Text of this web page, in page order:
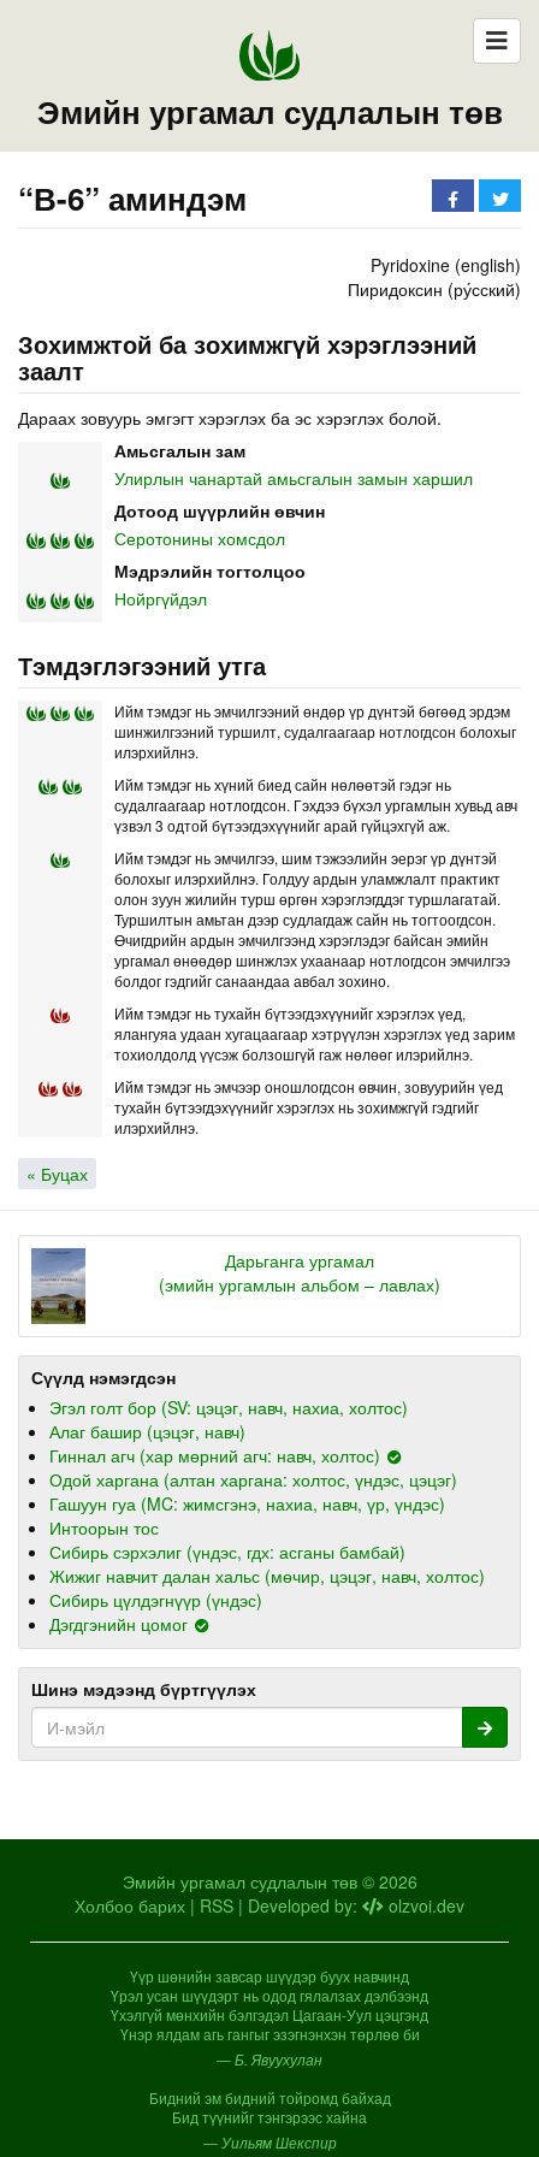
Эмийн ургамал судлалын төв
“В-6” аминдэм
Pyridoxine (english)
Пиридоксин (ру́сский)
Зохимжтой ба зохимжгүй хэрэглээний
заалт
Дараах зовуурь эмгэгт хэрэглэх ба эс хэрэглэх болой.
Амьсгалын зам
Улирлын чанартай амьсгалын замын харшил
Дотоод шүүрлийн өвчин
Серотонины хомсдол
Мэдрэлийн тогтолцоо
Нойргүйдэл
Тэмдэглэгээний утга
Ийм тэмдэг нь эмчилгээний өндөр үр дүнтэй бөгөөд эрдэм
шинжилгээний туршилт, судалгаагаар нотлогдсон болохыг
илэрхийлнэ.
Ийм тэмдэг нь хүний биед сайн нөлөөтэй гэдэг нь
судалгаагаар нотлогдсон. Гэхдээ бүхэл ургамлын хувьд авч
үзвэл 3 одтой бүтээгдэхүүнийг арай гүйцэхгүй аж.
Ийм тэмдэг нь эмчилгээ, шим тэжээлийн эерэг үр дүнтэй
болохыг илэрхийлнэ. Голдуу ардын уламжлалт практикт
олон зуун жилийн турш өргөн хэрэглэгддэг туршлагатай.
Туршилтын амьтан дээр судлагдаж сайн нь тогтоогдсон.
Өчигдрийн ардын эмчилгээнд хэрэглэдэг байсан эмийн
ургамал өнөөдөр шинжлэх ухаанаар нотлогдсон эмчилгээ
болдог гэдгийг санаандаа авбал зохино.
Ийм тэмдэг нь тухайн бүтээгдэхүүнийг хэрэглэх үед,
ялангуяа удаан хугацаагаар хэтрүүлэн хэрэглэх үед зарим
тохиолдолд үүсэж болзошгүй гаж нөлөөг илэрийлнэ.
Ийм тэмдэг нь эмчээр оношлогдсон өвчин, зовуурийн үед
тухайн бүтээгдэхүүнийг хэрэглэх нь зохимжгүй гэдгийг
илэрхийлнэ.
« Буцах
Дарьганга ургамал
(эмийн ургамлын альбом – лавлах)
Сүүлд нэмэгдсэн
Эгэл голт бор (SV: цэцэг, навч, нахиа, холтос)
Алаг башир (цэцэг, навч)
Гиннал агч (хар мөрний агч: навч, холтос)
Одой харгана (алтан харгана: холтос, үндэс, цэцэг)
Гашуун гуа (MC: жимсгэнэ, нахиа, навч, үр, үндэс)
Интоорын тос
Сибирь сэрхэлиг (үндэс, гдх: асганы бамбай)
Жижиг навчит далан хальс (мөчир, цэцэг, навч, холтос)
Сибирь цүлдэгнүүр (үндэс)
Дэгдгэнийн цомог
Шинэ мэдээнд бүртгүүлэх
Эмийн ургамал судлалын төв © 2026
Холбоо барих | RSS | Developed by: olzvoi.dev
Үүр шөнийн завсар шүүдэр буух навчинд
Үрэл усан шүүдэрт нь одод гялалзах дэлбээнд
Үхэлгүй мөнхийн бэлгэдэл Цагаан-Уул цэцгэнд
Үнэр ялдам агь гангыг эзэгнэнхэн төрлөө би
— Б. Явуухулан
Бидний эм бидний тойромд байхад
Бид түүнийг тэнгэрээс хайна
— Уильям Шекспир